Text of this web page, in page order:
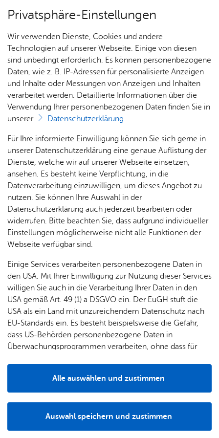
Früh­för­de­rung
Start­sei­te
Kon­takt
unserem Unterricht, dann nutzen Sie gerne unser
Kontaktformular.
Luise Kischel
Komm. Schulleiterin der Tannenhag-Schule
Tel. +49 7541 203 56412
E-Mail:
schulleitung@­‍­sbbz-tannenhag.­‍­de
Erweitertes Schulleitungsteam
Niklas Böttcher
Tel. +49 7541 203 56413
ssl@­‍­sbbz-tannenhag.­‍­de
Privatsphäre-Einstellungen
Wir verwenden Dienste, Cookies und andere
Technologien auf unserer Webseite. Einige von diesen
sind unbedingt erforderlich. Es können personenbezogene
Daten, wie z. B. IP-Adressen für personalisierte Anzeigen
und Inhalte oder Messungen von Anzeigen und Inhalten
verarbeitet werden. Detaillierte Informationen über die
Verwendung Ihrer personenbezogenen Daten finden Sie in
unserer
Datenschutzerklärung.
Für Ihre informierte Einwilligung können Sie sich gerne in
unserer Datenschutzerklärung eine genaue Auflistung der
Dienste, welche wir auf unserer Webseite einsetzen,
ansehen. Es besteht keine Verpflichtung, in die
Datenverarbeitung einzuwilligen, um dieses Angebot zu
nutzen. Sie können Ihre Auswahl in der
Datenschutzerklärung auch jederzeit bearbeiten oder
widerrufen. Bitte beachten Sie, dass aufgrund individueller
Einstellungen möglicherweise nicht alle Funktionen der
Webseite verfügbar sind.
Einige Services verarbeiten personenbezogene Daten in
den USA. Mit Ihrer Einwilligung zur Nutzung dieser Services
willigen Sie auch in die Verarbeitung Ihrer Daten in den
USA gemäß Art. 49 (1) a DSGVO ein. Der EuGH stuft die
USA als ein Land mit unzureichendem Datenschutz nach
EU-Standards ein. Es besteht beispielsweise die Gefahr,
dass US-Behörden personenbezogene Daten in
Überwachungsprogrammen verarbeiten, ohne dass für
Auswahl speichern und zustimmen
Alle auswählen und zustimmen